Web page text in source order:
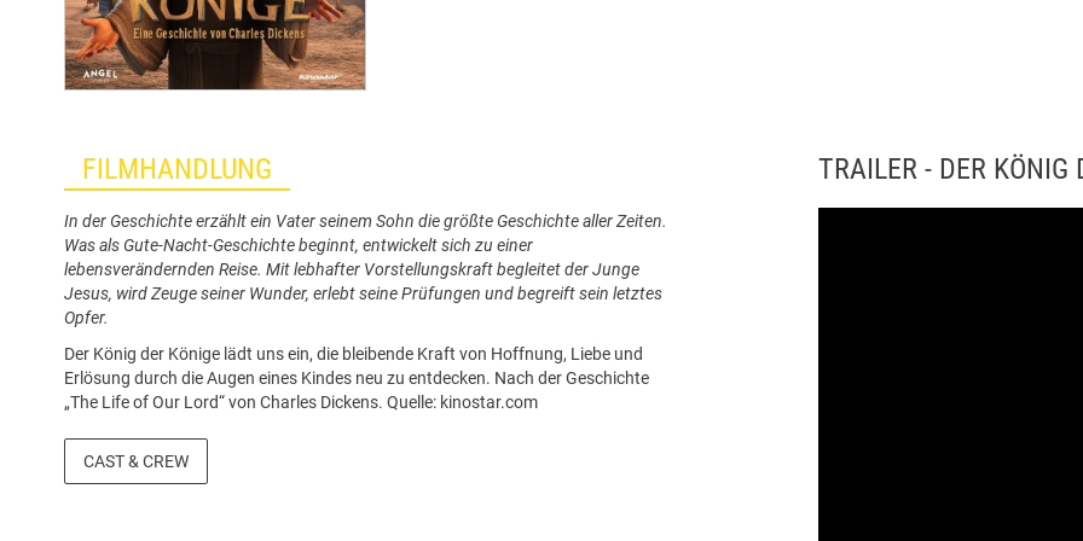
FILMHANDLUNG
In der Geschichte erzählt ein Vater seinem Sohn die größte Geschichte aller Zeiten.
Was als Gute-Nacht-Geschichte beginnt, entwickelt sich zu einer
lebensverändernden Reise. Mit lebhafter Vorstellungskraft begleitet der Junge
Jesus, wird Zeuge seiner Wunder, erlebt seine Prüfungen und begreift sein letztes
Opfer.
Der König der Könige lädt uns ein, die bleibende Kraft von Hoffnung, Liebe und
Erlösung durch die Augen eines Kindes neu zu entdecken. Nach der Geschichte
„The Life of Our Lord“ von Charles Dickens. Quelle: kinostar.com
CAST & CREW
TRAILER - DER KÖNIG